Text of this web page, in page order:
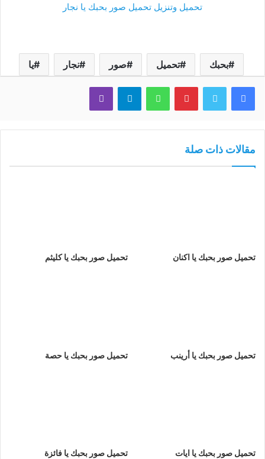
تحميل وتنزيل تحميل صور بحبك يا نجار
بحبك تحميل صور نجار يا
فيسبوك تويتر بينتيريستواتساب تيلقرام ڤايبر
مقالات ذات صلة
تحميل صور بحبك يا اكنان تحميل صور بحبك يا كليثم
تحميل صور بحبك يا أرينب تحميل صور بحبك يا حصة
تحميل صور بحبك يا ايات تحميل صور بحبك يا فائزة